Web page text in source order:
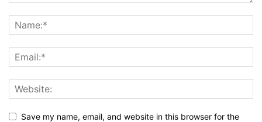
Save my name, email, and website in this browser for the